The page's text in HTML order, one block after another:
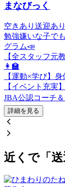
まなびっく
空きあり 送迎あり
勉強嫌いな子で
グラム📣
【全スタッフ元
👩‍🏫
【運動×学び】
【イベント充実
JBA公認コーチ
詳細を見る
近くで「